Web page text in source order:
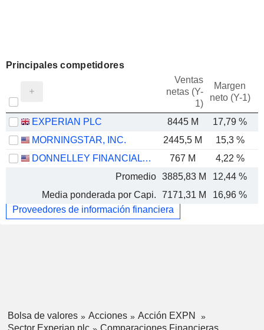
Principales competidores
Ventas
netas (Y-
1)
Margen
neto (Y-1)
EXPERIAN PLC 8445 M 17,79 %
MORNINGSTAR, INC.
2445,5 M 15,3 %
DONNELLEY FINANCIAL SOLUTIONS, INC.
767 M 4,22 %
Promedio 3885,83 M 12,44 %
Media ponderada por Capi.
7171,31 M 16,96 %
Proveedores de información financiera
Bolsa de valores Acciones
Acción EXPN
Sector Experian plc
Comparaciones Financieras